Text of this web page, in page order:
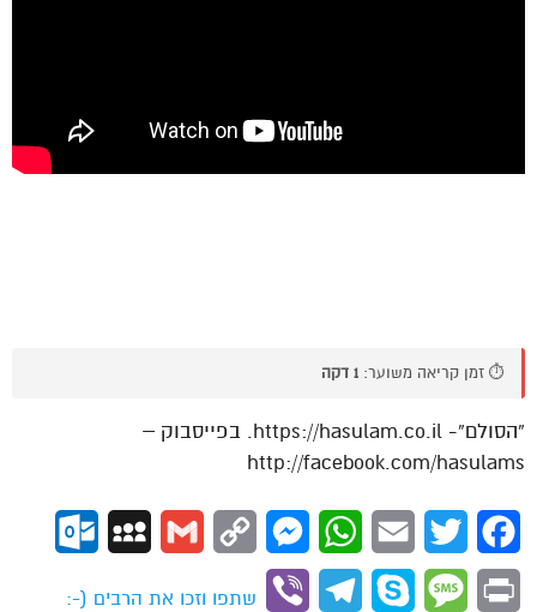
⏱️ זמן קריאה משוער: 1 דקה
“הסולם”- https://hasulam.co.il. בפייסבוק –
http://facebook.com/hasulams
Facebook
Twitter
Email
WhatsApp
Messenger
Copy
Gmail
MySpace
Print
Message
Skype
Telegram
Viber
שתפו וזכו את הרבים (-: